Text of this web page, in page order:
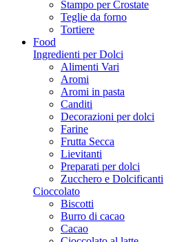
Stampo per Crostate
Teglie da forno
Tortiere
Food
Ingredienti per Dolci
Alimenti Vari
Aromi
Aromi in pasta
Canditi
Decorazioni per dolci
Farine
Frutta Secca
Lievitanti
Preparati per dolci
Zucchero e Dolcificanti
Cioccolato
Biscotti
Burro di cacao
Cacao